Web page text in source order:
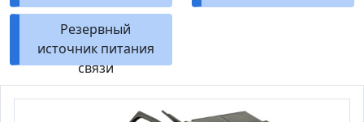
Резервный
источник питания
связи